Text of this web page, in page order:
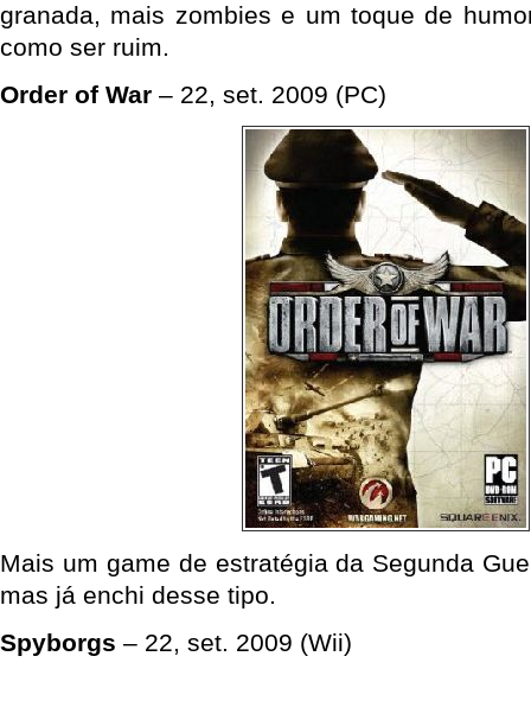
granada, mais zombies e um toque de
como ser ruim.
Order of War – 22, set. 2009 (PC)
Mais um game de estratégia da Segunda
mas já enchi desse tipo.
Spyborgs – 22, set. 2009 (Wii)